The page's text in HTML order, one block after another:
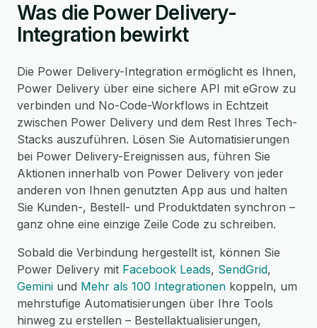
Was die Power Delivery-
Integration bewirkt
Die Power Delivery-Integration ermöglicht es Ihnen,
Power Delivery über eine sichere API mit eGrow zu
verbinden und No-Code-Workflows in Echtzeit
zwischen Power Delivery und dem Rest Ihres Tech-
Stacks auszuführen. Lösen Sie Automatisierungen
bei Power Delivery-Ereignissen aus, führen Sie
Aktionen innerhalb von Power Delivery von jeder
anderen von Ihnen genutzten App aus und halten
Sie Kunden-, Bestell- und Produktdaten synchron –
ganz ohne eine einzige Zeile Code zu schreiben.
Sobald die Verbindung hergestellt ist, können Sie
Power Delivery mit Facebook Leads, SendGrid,
Gemini und Mehr als 100 Integrationen koppeln, um
mehrstufige Automatisierungen über Ihre Tools
hinweg zu erstellen – Bestellaktualisierungen,